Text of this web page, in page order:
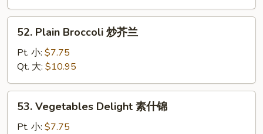
炒
四
Plain
Broccoli
芥
兰
52. Plain Broccoli 炒芥兰
Pt. 小: $7.75
Qt. 大: $10.95
Vegetables
Delight
53. Vegetables Delight 素什锦
Pt. 小: $7.75